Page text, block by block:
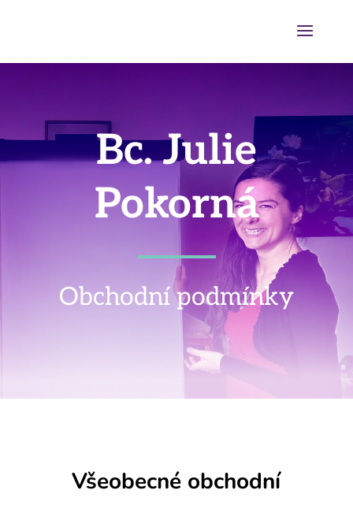
Bc. Julie
Pokorná
Obchodní podmínky
Všeobecné obchodní